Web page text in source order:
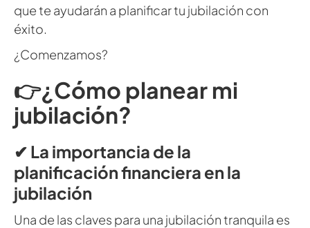
que te ayudarán a planificar tu jubilación con
éxito.
¿Comenzamos?
👉¿Cómo planear mi
jubilación?
✔ La importancia de la
planificación financiera en la
jubilación
Una de las claves para una jubilación tranquila es